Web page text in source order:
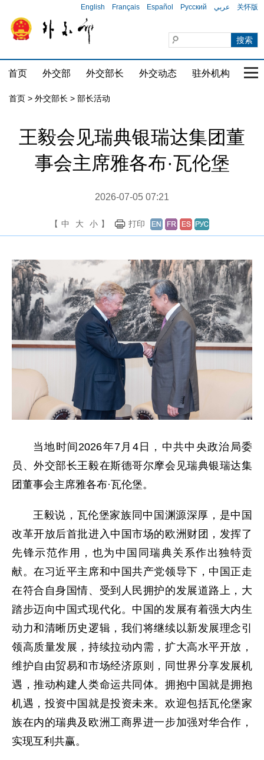
English Français Español Русский عربي 关怀版
首页 外交部 外交部长 外交动态 驻外机构 国
首页 > 外交部长 > 部长活动
王毅会见瑞典银瑞达集团董
事会主席雅各布·瓦伦堡
2026-07-05 07:21
【 中 大 小 】 打印
当地时间2026年7月4日，中共中央政治局委
员、外交部长王毅在斯德哥尔摩会见瑞典银瑞达集
团董事会主席雅各布·瓦伦堡。
王毅说，瓦伦堡家族同中国渊源深厚，是中国
改革开放后首批进入中国市场的欧洲财团，发挥了
先锋示范作用，也为中国同瑞典关系作出独特贡
献。在习近平主席和中国共产党领导下，中国正走
在符合自身国情、受到人民拥护的发展道路上，大
踏步迈向中国式现代化。中国的发展有着强大内生
动力和清晰历史逻辑，我们将继续以新发展理念引
领高质量发展，持续拉动内需，扩大高水平开放，
维护自由贸易和市场经济原则，同世界分享发展机
遇，推动构建人类命运共同体。拥抱中国就是拥抱
机遇，投资中国就是投资未来。欢迎包括瓦伦堡家
族在内的瑞典及欧洲工商界进一步加强对华合作，
实现互利共赢。